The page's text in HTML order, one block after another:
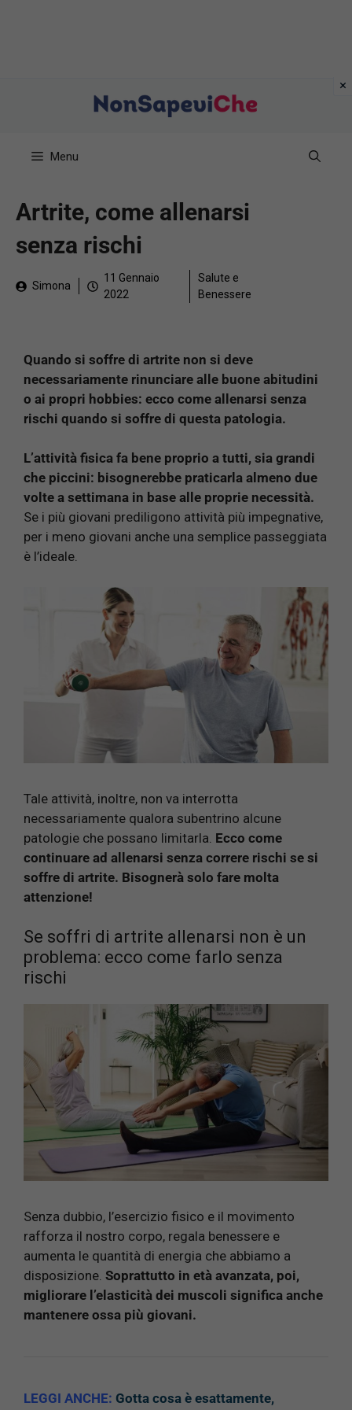
Menu
Artrite, come allenarsi
senza rischi
Simona
11 Gennaio
2022
Salute e
Benessere
Quando si soffre di artrite non si deve
necessariamente rinunciare alle buone abitudini
o ai propri hobbies: ecco come allenarsi senza
rischi quando si soffre di questa patologia.
L’attività fisica fa bene proprio a tutti, sia grandi
che piccini: bisognerebbe praticarla almeno due
volte a settimana in base alle proprie necessità.
Se i più giovani prediligono attività più impegnative,
per i meno giovani anche una semplice passeggiata
è l’ideale.
Tale attività, inoltre, non va interrotta
necessariamente qualora subentrino alcune
patologie che possano limitarla. Ecco come
continuare ad allenarsi senza correre rischi se si
soffre di artrite. Bisognerà solo fare molta
attenzione!
Se soffri di artrite allenarsi non è un
problema: ecco come farlo senza
rischi
Senza dubbio, l’esercizio fisico e il movimento
rafforza il nostro corpo, regala benessere e
aumenta le quantità di energia che abbiamo a
disposizione. Soprattutto in età avanzata, poi,
migliorare l’elasticità dei muscoli significa anche
mantenere ossa più giovani.
LEGGI ANCHE: Gotta cosa è esattamente,